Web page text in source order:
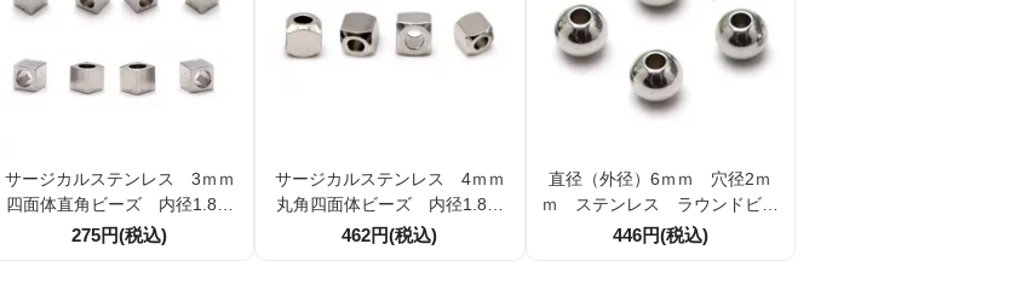
サージカルステンレス 3ｍｍ
四面体直角ビーズ 内径1.8ｍ
ｍ 10個/50個（107187722）
275円(税込)
サージカルステンレス 4ｍｍ
丸角四面体ビーズ 内径1.8ｍ
ｍ 10個/50個（107188034）
462円(税込)
直径（外径）6ｍｍ 穴径2ｍ
ｍ ステンレス ラウンドビー
ズ 高品質A級 10個／50個
446円(税込)